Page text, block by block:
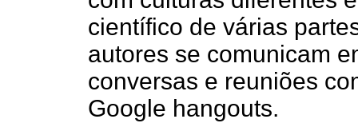
científico de várias
autores se comunicam
conversas e reuniões
Google hangouts.